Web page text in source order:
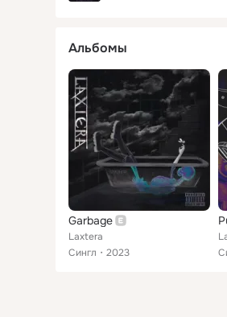
Альбомы
Garbage
Laxtera
Сингл
2023